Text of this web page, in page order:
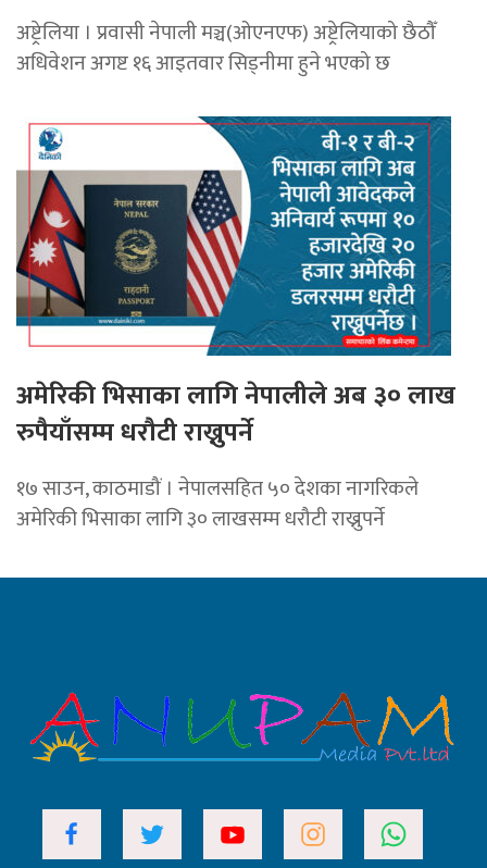
अष्ट्रेलिया । प्रवासी नेपाली मञ्च(ओएनएफ) अष्ट्रेलियाको छैठौँ
अधिवेशन अगष्ट १६ आइतवार सिड्नीमा हुने भएको छ
अमेरिकी भिसाका लागि नेपालीले अब ३० लाख
रुपैयाँसम्म धरौटी राख्नुपर्ने
१७ साउन, काठमाडौं । नेपालसहित ५० देशका नागरिकले
अमेरिकी भिसाका लागि ३० लाखसम्म धरौटी राख्नुपर्ने